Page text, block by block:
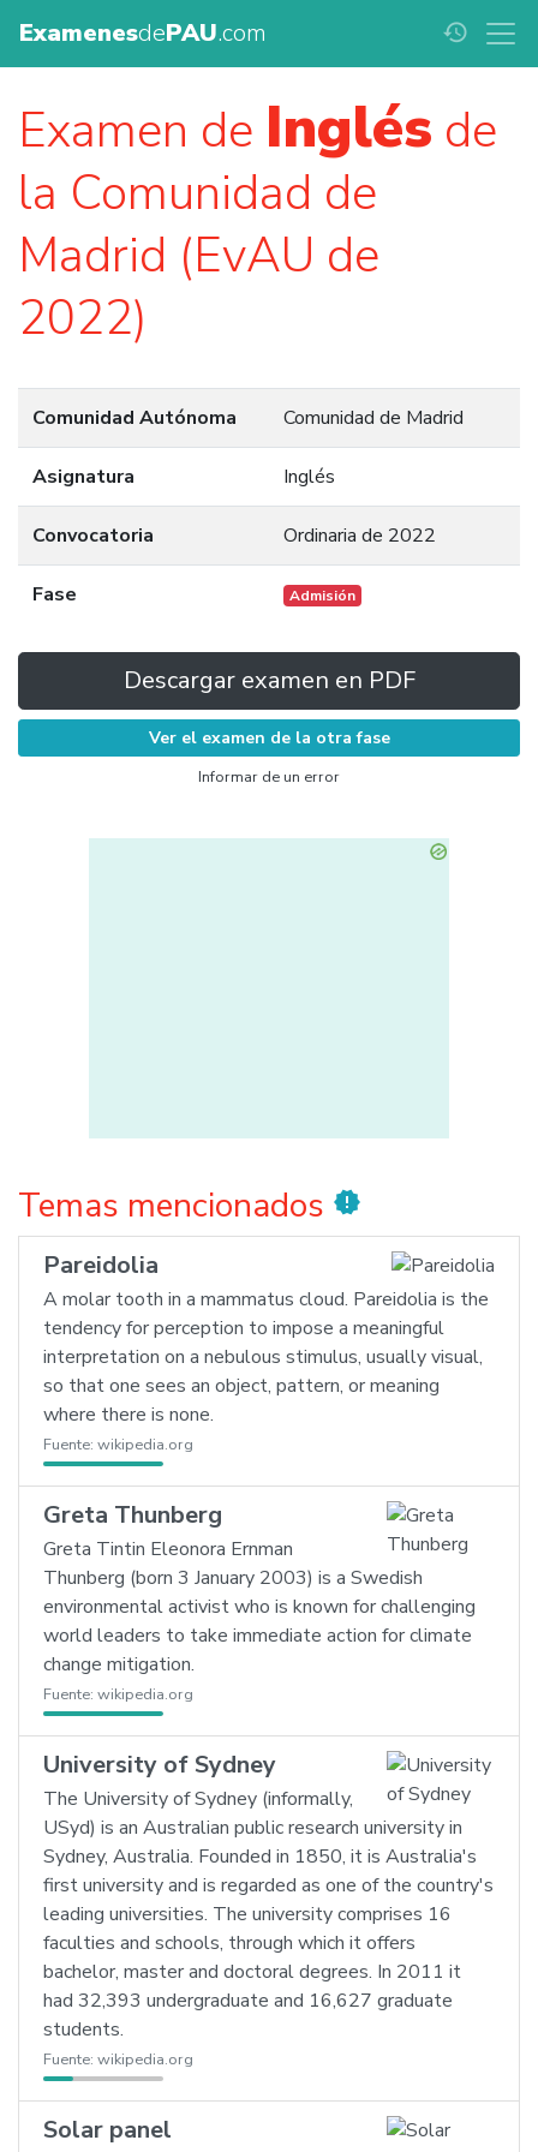
ExamenesdePAU.com history
Examen de Inglés de
la Comunidad de
Madrid (EvAU de
2022)
Comunidad Autónoma Comunidad de Madrid
Asignatura Inglés
Convocatoria Ordinaria de 2022
Fase Admisión
Descargar examen en PDF
Ver el examen de la otra fase
Informar de un error
Temas mencionados new_releases
Pareidolia
A molar tooth in a mammatus cloud. Pareidolia is the
tendency for perception to impose a meaningful
interpretation on a nebulous stimulus, usually visual,
so that one sees an object, pattern, or meaning
where there is none.
Fuente: wikipedia.org
Greta Thunberg
Greta Tintin Eleonora Ernman
Thunberg (born 3 January 2003) is a Swedish
environmental activist who is known for challenging
world leaders to take immediate action for climate
change mitigation.
Fuente: wikipedia.org
University of Sydney
The University of Sydney (informally,
USyd) is an Australian public research university in
Sydney, Australia. Founded in 1850, it is Australia's
first university and is regarded as one of the country's
leading universities. The university comprises 16
faculties and schools, through which it offers
bachelor, master and doctoral degrees. In 2011 it
had 32,393 undergraduate and 16,627 graduate
students.
Fuente: wikipedia.org
Solar panel